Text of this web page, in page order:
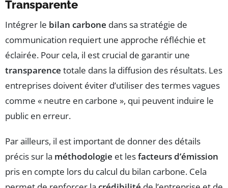
Transparente
Intégrer le bilan carbone dans sa stratégie de
communication requiert une approche réfléchie et
éclairée. Pour cela, il est crucial de garantir une
transparence totale dans la diffusion des résultats. Les
entreprises doivent éviter d’utiliser des termes vagues
comme « neutre en carbone », qui peuvent induire le
public en erreur.
Par ailleurs, il est important de donner des détails
précis sur la méthodologie et lesfacteurs d’émission
pris en compte lors du calcul du bilan carbone. Cela